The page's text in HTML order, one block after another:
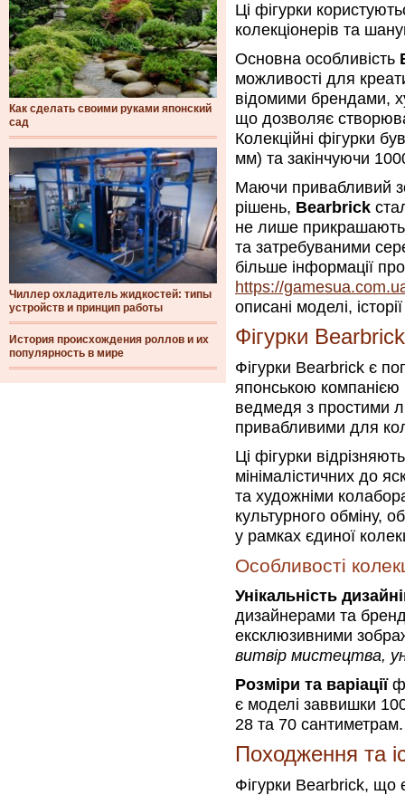
Как сделать своими руками японский
сад
Чиллер охладитель жидкостей: типы
устройств и принцип работы
История происхождения роллов и их
популярность в мире
Ці фігурки
колекціонерів та
Основна особливість
можливості для
відомими брендами,
що дозволяє
Колекційні фігурки
мм) та закінчуючи
Маючи привабливий
рішень, Bearbrick
не лише прикрашають
та затребуваними
більше інформації
https://
описані моделі,
Фігурки
Фігурки Bearbrick є
японською
ведмедя з простими
привабливими для
Ці фігурки
мінімалістичних до
та художніми
культурного обміну,
у рамках єдиної
Особливості
Унікальність
дизайнерами та
ексклюзивними
витвір мистецтва,
Розміри та варіації
є моделі заввишки
28 та 70 сантиметрам.
Походження та
Фігурки Bearbrick, що